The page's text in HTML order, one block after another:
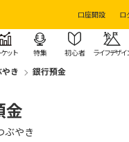
口座開設 ロ
ット 特集 初心者 ライフデザイ
き 銀行預金
金
ぶやき